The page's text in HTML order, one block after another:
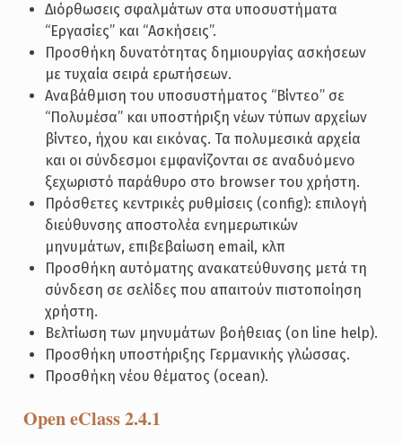
Διόρθωσεις σφαλμάτων στα υποσυστήματα
“Εργασίες” και “Ασκήσεις”.
Προσθήκη δυνατότητας δημιουργίας ασκήσεων
με τυχαία σειρά ερωτήσεων.
Αναβάθμιση του υποσυστήματος “Βίντεο” σε
“Πολυμέσα” και υποστήριξη νέων τύπων αρχείων
βίντεο, ήχου και εικόνας. Τα πολυμεσικά αρχεία
και οι σύνδεσμοι εμφανίζονται σε αναδυόμενο
ξεχωριστό παράθυρο στο browser του χρήστη.
Πρόσθετες κεντρικές ρυθμίσεις (config): επιλογή
διεύθυνσης αποστολέα ενημερωτικών
μηνυμάτων, επιβεβαίωση email, κλπ
Προσθήκη αυτόματης ανακατεύθυνσης μετά τη
σύνδεση σε σελίδες που απαιτούν πιστοποίηση
χρήστη.
Βελτίωση των μηνυμάτων βοήθειας (on line help).
Προσθήκη υποστήριξης Γερμανικής γλώσσας.
Προσθήκη νέου θέματος (ocean).
Open eClass 2.4.1